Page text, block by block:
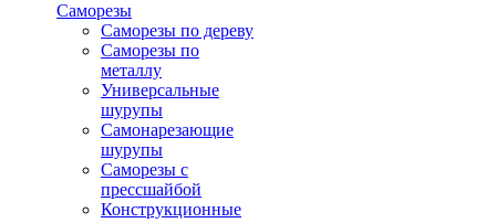
Саморезы
Саморезы по дереву
Саморезы по
металлу
Универсальные
шурупы
Самонарезающие
шурупы
Саморезы с
прессшайбой
Конструкционные